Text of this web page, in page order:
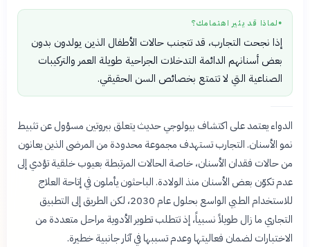
● لماذا قد يثير اهتمامك؟
إذا نجحت التجارب، قد تتجنب حالات الأطفال الذين يولدون بدون
بعض أسنانهم الدائمة التدخلات الجراحية طويلة العمر والتركيبات
الصناعية التي لا تتمتع بخصائص السن الحقيقي.
الدواء يعتمد على اكتشاف بيولوجي حديث يتعلق ببروتين مسؤول عن تثبيط
نمو الأسنان. التجارب تستهدف مجموعة محدودة من المرضى الذين يعانون
من حالات فقدان الأسنان، خاصة الحالات المرتبطة بعيوب خلقية تؤدي إلى
عدم تكوّن بعض الأسنان منذ الولادة. الباحثون يأملون في إتاحة العلاج
للاستخدام الطبي الواسع بحلول عام 2030، لكن الطريق إلى التطبيق
التجاري ما زال طويلاً نسبياً، إذ تتطلب تطوير الأدوية مراحل متعددة من
الاختبارات لضمان فعاليتها وعدم تسببها في آثار جانبية خطيرة.